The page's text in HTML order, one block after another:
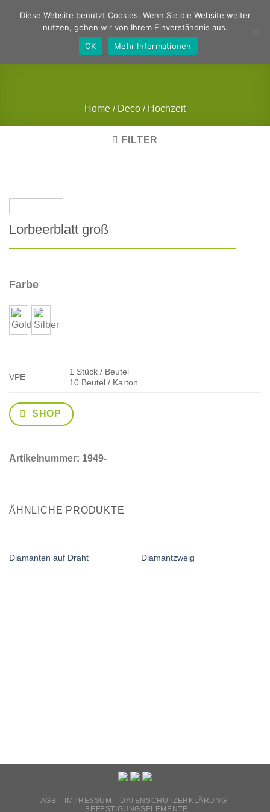
Home / Deco / Hochzeit
FILTER
Lorbeerblatt groß
Farbe
VPE
1 Stück / Beutel
10 Beutel / Karton
SHOP
Artikelnummer: 1949-
ÄHNLICHE PRODUKTE
Diamanten auf Draht Diamantzweig
AGB IMPRESSUM
DATENSCHUTZERKLÄRUNG
BEFESTIGUNGSELEMENTE
Diese Website benutzt Cookies. Wenn Sie die Website weiter
nutzen, gehen wir von Ihrem Einverständnis aus.
OK
Mehr Informationen